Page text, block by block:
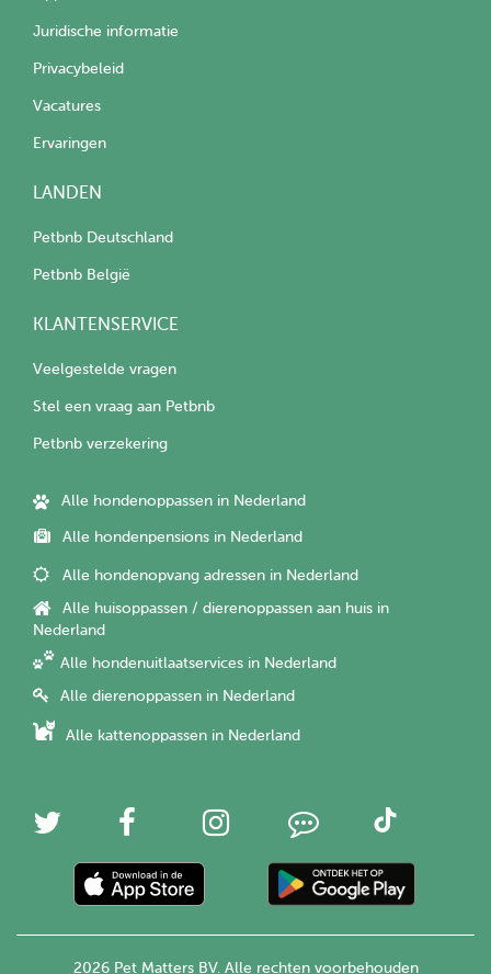
Juridische informatie
Privacybeleid
Vacatures
Ervaringen
LANDEN
Petbnb Deutschland
Petbnb België
KLANTENSERVICE
Veelgestelde vragen
Stel een vraag aan Petbnb
Petbnb verzekering
Alle hondenoppassen in Nederland
Alle hondenpensions in Nederland
Alle hondenopvang adressen in Nederland
Alle huisoppassen / dierenoppassen aan huis in
Nederland
Alle hondenuitlaatservices in Nederland
Alle dierenoppassen in Nederland
Alle kattenoppassen in Nederland
2026 Pet Matters BV. Alle rechten voorbehouden